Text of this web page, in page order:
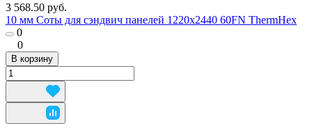
3 568.50 руб.
10 мм Соты для сэндвич панелей 1220х2440 60FN ThermHex
0
0
В корзину